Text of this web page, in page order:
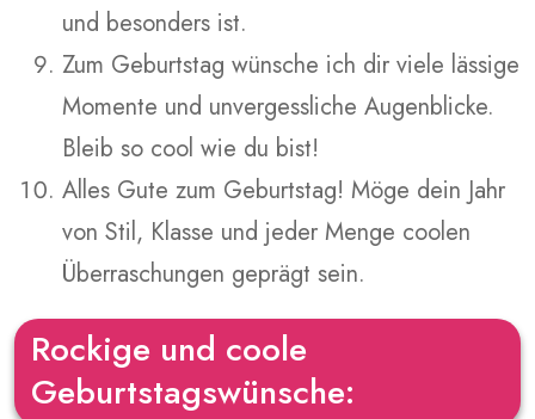
und besonders ist.
Zum Geburtstag wünsche ich dir viele lässige
Momente und unvergessliche Augenblicke.
Bleib so cool wie du bist!
Alles Gute zum Geburtstag! Möge dein Jahr
von Stil, Klasse und jeder Menge coolen
Überraschungen geprägt sein.
Rockige und coole
Geburtstagswünsche: